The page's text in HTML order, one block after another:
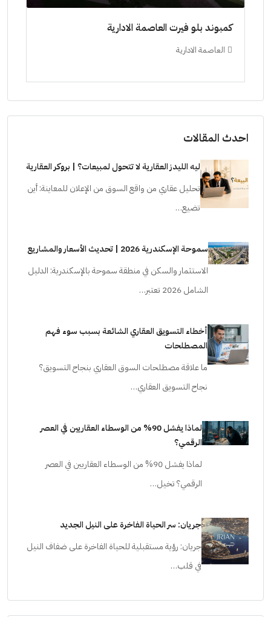
مشروع الحى اللاتيني العلمين الجديدة
العلمين الجديدة
احدث المقالات
ليه الليدز العقارية لا تتحول لمبيعات؟ | بروكر العقارية
تحليل عقاري من واقع السوق من الإعلان للمعاينة: أين
تضيع…
سموحة الإسكندرية 2026 | تحديث الأسعار والمشاريع
الاستثمار والسكن في منطقة سموحة بالإسكندرية: الدليل
الشامل 2026 تعتبر…
أخطاء التسويق العقاري الشائعة بسبب سوء فهم
المصطلحات
ما علاقة مصطلحات السوق العقاري بنجاح التسويق؟
نجاح التسويق العقاري…
لماذا يفشل 90% من الوسطاء العقاريين في العصر
الرقمي؟
لماذا يفشل 90% من الوسطاء العقاريين في العصر
الرقمي؟ تخيل…
جريان: سر الحياة الفاخرة على النيل الجديد
جريان: رؤية مستقبلية للحياة الفاخرة على ضفاف النيل
في قلب…